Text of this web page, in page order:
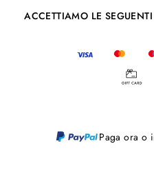
ACCETTIAMO LE
Paga ora o